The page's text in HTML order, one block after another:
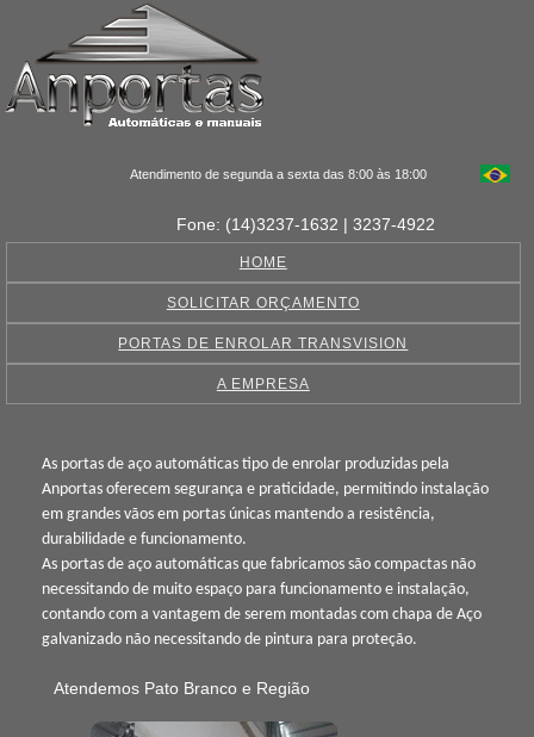
Atendimento de segunda a sexta das 8:00 às 18:00
Fone: (14)3237-1632 | 3237-4922
HOME
SOLICITAR ORÇAMENTO
PORTAS DE ENROLAR TRANSVISION
A EMPRESA
As portas de aço automáticas tipo de enrolar produzidas pela
Anportas oferecem segurança e praticidade, permitindo instalação
em grandes vãos em portas únicas mantendo a resistência,
durabilidade e funcionamento.
As portas de aço automáticas que fabricamos são compactas não
necessitando de muito espaço para funcionamento e instalação,
contando com a vantagem de serem montadas com chapa de Aço
galvanizado não necessitando de pintura para proteção.
Atendemos Pato Branco e Região